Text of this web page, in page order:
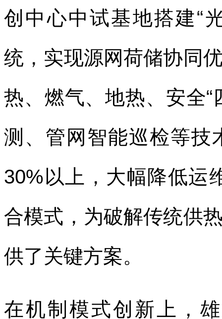
创中心中试基地搭建“
统，实现源网荷储协同
热、燃气、地热、安全
测、管网智能巡检等技
30%以上，大幅降低运
合模式，为破解传统供
供了关键方案。
在机制模式创新上，